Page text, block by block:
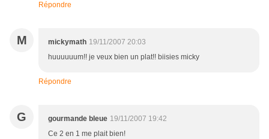
Répondre
M mickymath 19/11/2007 20:03
huuuuuum!! je veux bien un plat!! biisies micky
Répondre
G gourmande bleue 19/11/2007 19:42
Ce 2 en 1 me plait bien!